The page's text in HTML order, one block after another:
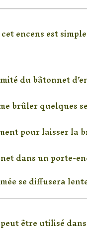
utiliser
encens est
du bâtonnet
brûler quelques
pour laisser la
dans un porte-
se diffusera
peut être utilisé